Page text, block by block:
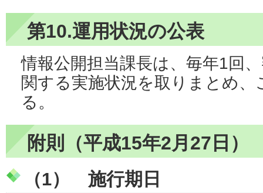
第10.運用状況の公表
情報公開担当課長は、毎年1回
関する実施状況を取りまとめ
る。
附則（平成15年2月27日）
（1） 施行期日